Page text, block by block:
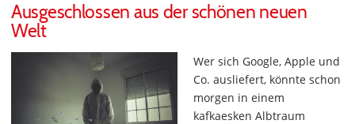
Ausgeschlossen aus der schönen neuen
Welt
Wer sich Google, Apple und
Co. ausliefert, könnte schon
morgen in einem
kafkaesken Albtraum